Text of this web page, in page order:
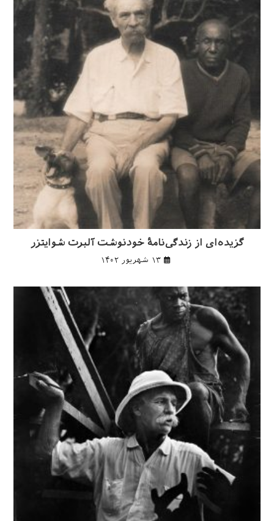
گزیده‌ای از زندگی‌نامۀ خودنوشت آلبرت شوایتزر
۱۳ شهریور ۱۴۰۲